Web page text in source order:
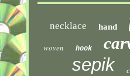
necklace hand
woven hook
sepik